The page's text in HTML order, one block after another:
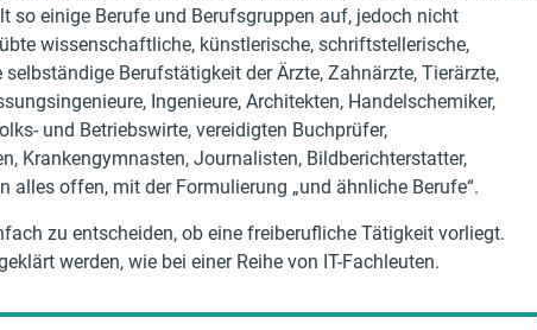
so einige Berufe und Berufsgruppen auf, jedoch nicht
wissenschaftliche, künstlerische, schriftstellerische,
Berufstätigkeit der Ärzte, Zahnärzte, Tierärzte,
Ingenieure, Architekten, Handelschemiker,
und Betriebswirte, vereidigten Buchprüfer,
Krankengymnasten, Journalisten, Bildberichterstatter,
alles offen, mit der Formulierung „und ähnliche Berufe“.
zu entscheiden, ob eine freiberufliche Tätigkeit vorliegt.
werden, wie bei einer Reihe von IT-Fachleuten.